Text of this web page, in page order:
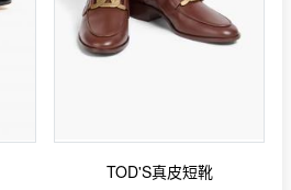
TOD'S真皮短靴